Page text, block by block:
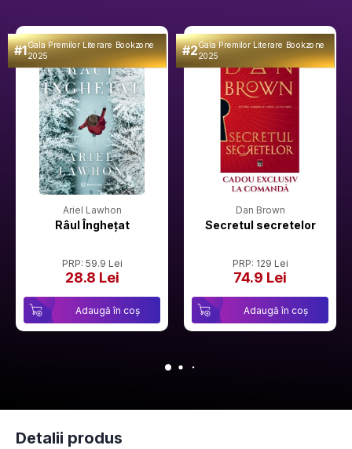
#1Gala Premilor Literare Bookzone
2025
Ariel Lawhon
Râul Înghețat
PRP: 59.9 Lei
28.8 Lei
Adaugă în coș
#2Gala Premilor Literare Bookzone
2025
Dan Brown
Secretul secretelor
PRP: 129 Lei
74.9 Lei
Adaugă în coș
Detalii produs